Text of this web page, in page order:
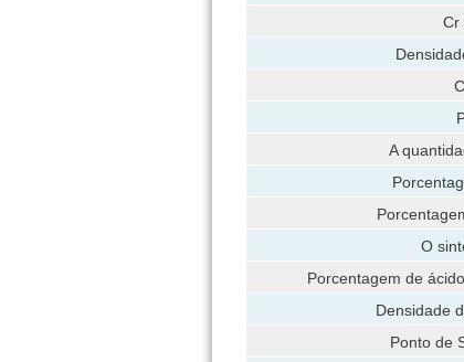
Cr
A
O
Porcentagem de
Densidade
Ponto de